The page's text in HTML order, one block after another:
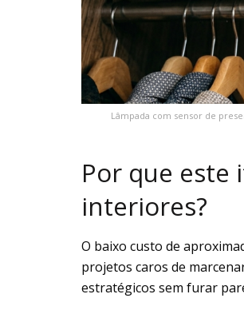
Lâmpada com sensor de
Por que este
interiores?
O baixo custo de
projetos caros de
estratégicos sem furar